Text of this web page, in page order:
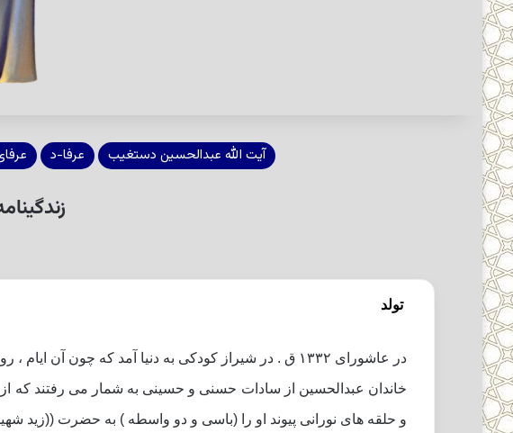
آیت الله عبدالحسین دستغیب عرفا-د
تولد
در عاشوراى ۱۳۳۲ ق . در شیراز کودکى به دنیا آمد که چون آن ایام ، روزهاى پرسوز شهادت سالار شهیدان ، امام حسین علیه السلام بود نامش را ((عبدالحسین )) نهادند.
خاندان عبدالحسین از سادات حسنى و حسینى به شمار مى رفتند که
و حلقه هاى نورانى پیوند او را (باسى و دو واسطه ) به حضرت ((زید